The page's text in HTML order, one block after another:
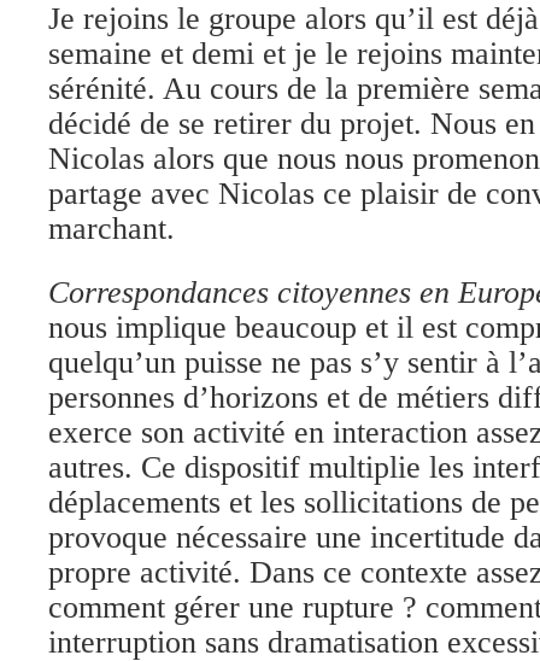
Je rejoins le groupe alors qu’il est
semaine et demi et je le rejoins
sérénité. Au cours de la première
décidé de se retirer du projet. Nous
Nicolas alors que nous nous
partage avec Nicolas ce plaisir de
marchant.
Correspondances citoyennes en
nous implique beaucoup et il est
quelqu’un puisse ne pas s’y sentir à
personnes d’horizons et de métiers
exerce son activité en interaction
autres. Ce dispositif multiplie les
déplacements et les sollicitations de
provoque nécessaire une incertitude
propre activité. Dans ce contexte
comment gérer une rupture ?
interruption sans dramatisation